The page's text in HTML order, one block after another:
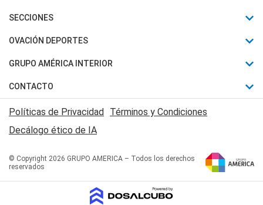
Últimas Noticias
Política
Judiciales
Economia
SECCIONES
Horóscopo
Motores
Trucos caseros
Series y Películas
Edictos y Solicitadas
OVACIÓN DEPORTES
Fútbol
Mundial
Automovilismo
Rugby
Básquet
GRUPO AMÉRICA INTERIOR
Canal 7 en Vivo
San Juan 8
CONTACTO
Acerca de Nosotros
Contactanos
Políticas de Privacidad Términos y Condiciones
Decálogo ético de IA
© Copyright 2026 GRUPO AMERICA – Todos los derechos
reservados